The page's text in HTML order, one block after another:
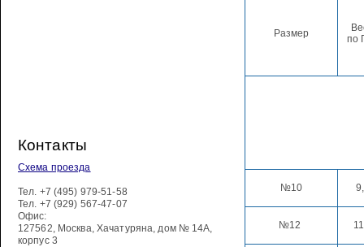
Контакты
Схема проезда
Тел. +7 (495) 979-51-58
Тел. +7 (929) 567-47-07
Офис:
127562, Москва, Хачатуряна, дом № 14А,
корпус 3
Размер
по
№10
№12